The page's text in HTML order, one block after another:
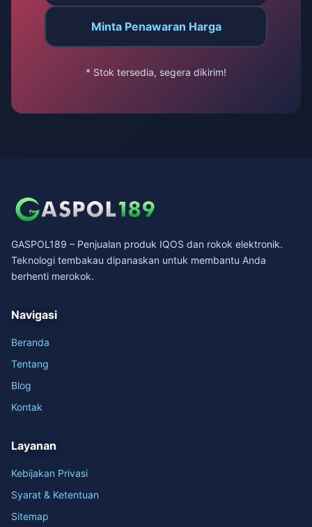
Minta Penawaran Harga
* Stok tersedia, segera dikirim!
GASPOL189 – Penjualan produk IQOS dan rokok elektronik.
Teknologi tembakau dipanaskan untuk membantu Anda
berhenti merokok.
Navigasi
Beranda
Tentang
Blog
Kontak
Layanan
Kebijakan Privasi
Syarat & Ketentuan
Sitemap